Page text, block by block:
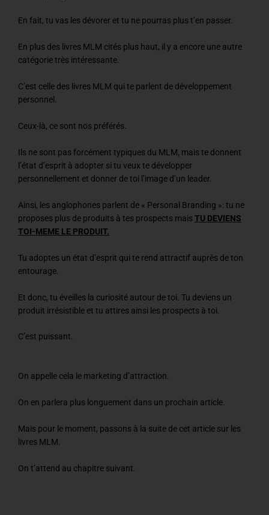
En fait, tu vas les dévorer et tu ne pourras plus t’en passer.
En plus des livres MLM cités plus haut, il y a encore une autre
catégorie très intéressante.
C’est celle des livres MLM qui te parlent de développement
personnel.
Ceux-là, ce sont nos préférés.
Ils ne sont pas forcément typiques du MLM, mais te donnent
l’état d’esprit à adopter si tu veux te développer
personnellement et donner de toi l’image d’un leader.
Ainsi, les anglophones parlent de « Personal Branding »: tu ne
proposes plus de produits à tes prospects maisTU DEVIENS
TOI-MEME LE PRODUIT.
Tu adoptes un état d’esprit qui te rend attractif auprès de ton
entourage.
Et donc, tu éveilles la curiosité autour de toi. Tu deviens un
produit irrésistible et tu attires ainsi les prospects à toi.
C’est puissant.
On appelle cela le marketing d’attraction.
On en parlera plus longuement dans un prochain article.
Mais pour le moment, passons à la suite de cet article sur les
livres MLM.
On t’attend au chapitre suivant.